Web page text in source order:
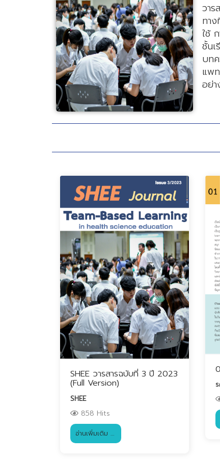
วา
ทา
ใช้
ชั้น
บท
แพ
อย่
SHEE วารสารฉบับที่ 3 ปี 2023
(Full Version)
SHEE
858 Hits
อ่านเพิ่มเติม …